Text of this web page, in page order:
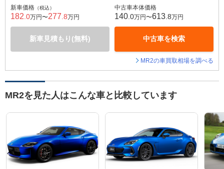
新車価格 （税込）
182 .0万円〜277 .8万円
新車見積もり(無料)
中古車本体価格
140 .0万円〜613 .8万円
中古車を検索
MR2の車買取相場を調べる
MR2を見た人はこんな車と比較しています